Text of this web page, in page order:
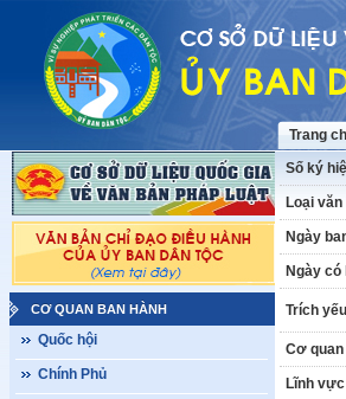
Trang
CƠ QUAN BAN HÀNH
Quốc hội
Chính Phủ
Số ký
Loại văn
Ngày
Ngày
Trích yếu
Cơ quan
Lĩnh